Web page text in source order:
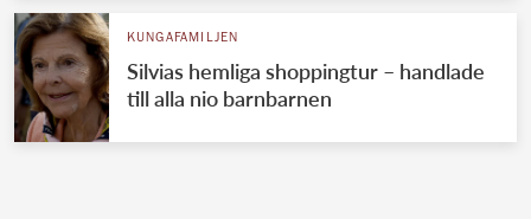
KUNGAFAMILJEN
Silvias hemliga shoppingtur – handlade
till alla nio barnbarnen